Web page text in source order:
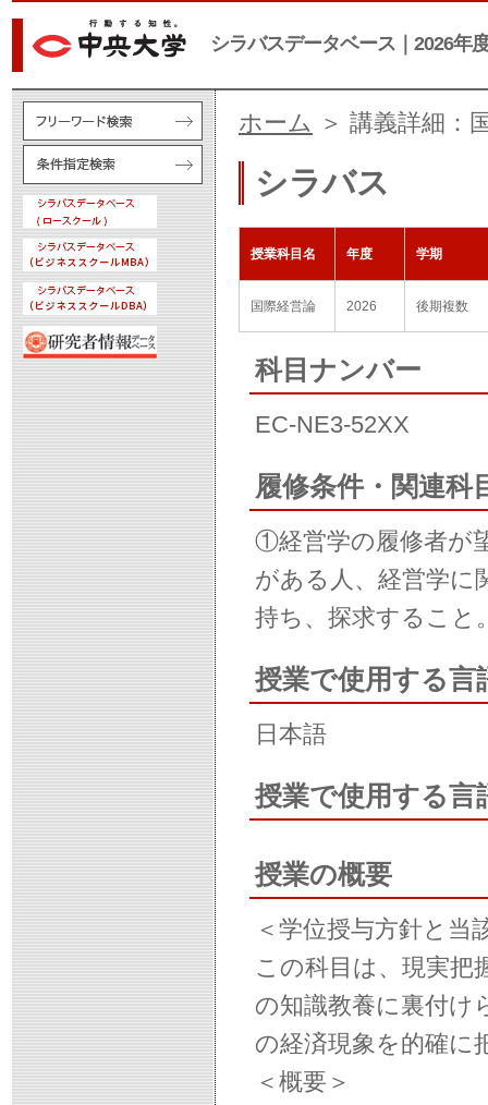
シラバスデータベース｜2026年
ホーム ＞ 講義詳細：
シラバス
授業科目名 年度 学期
国際経営論 2026 後期複数
科目ナンバー
EC-NE3-52XX
履修条件・関連科
①経営学の履修者が
がある人、経営学に
持ち、探求すること
授業で使用する言
日本語
授業で使用する言
授業の概要
＜学位授与方針と当
この科目は、現実把
の知識教養に裏付け
の経済現象を的確に
＜概要＞